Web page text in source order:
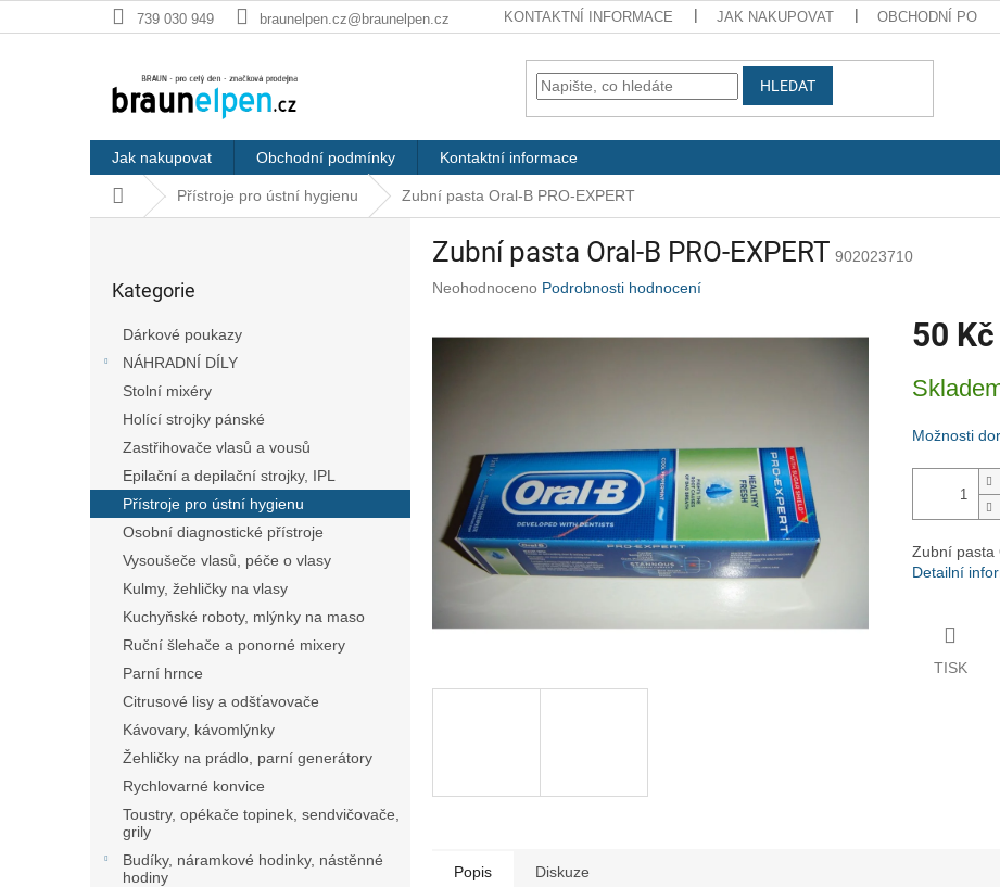
na
739 030 949 braunelpen.cz@braunelpen.cz KONTAKTNÍ INFORMACE JAK NAKUPOVAT OBCHODNÍ
HLEDAT
Jak nakupovat Obchodní podmínky Kontaktní informace
Domů Přístroje pro ústní hygienu Zubní pasta Oral-B PRO-EXPERT
n
e
kategorie
Kategorie
Dárkové poukazy
NÁHRADNÍ DÍLY
Stolní mixéry
Holící strojky pánské
Zastřihovače vlasů a vousů
Epilační a depilační strojky, IPL
Přístroje pro ústní hygienu
Osobní diagnostické přístroje
Vysoušeče vlasů, péče o vlasy
Kulmy, žehličky na vlasy
Kuchyňské roboty, mlýnky na maso
Ruční šlehače a ponorné mixery
Parní hrnce
Citrusové lisy a odšťavovače
Kávovary, kávomlýnky
Žehličky na prádlo, parní generátory
Rychlovarné konvice
Toustry, opékače topinek, sendvičovače,
grily
Budíky, náramkové hodinky, nástěnné
hodiny
Zubní pasta Oral-B PRO-EXPERT 902023710
Průměrné
Neohodnoceno Podrobnosti hodnocení
50 Kč
cena:
Možnosti
Zubní pasta
Detailní
TISK
Popis Diskuze